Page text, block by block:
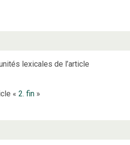
lexicales de l’article
«2. fin »